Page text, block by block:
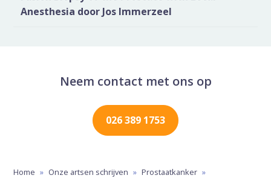
Anesthesia door Jos Immerzeel
Neem contact met ons op
026 389 1753
Home » Onze artsen schrijven » Prostaatkanker »